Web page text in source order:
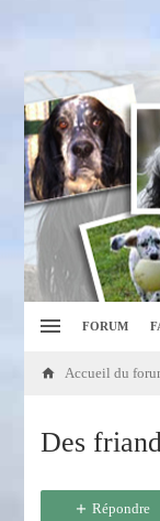
FORUM
Accueil du
Des
Répondre